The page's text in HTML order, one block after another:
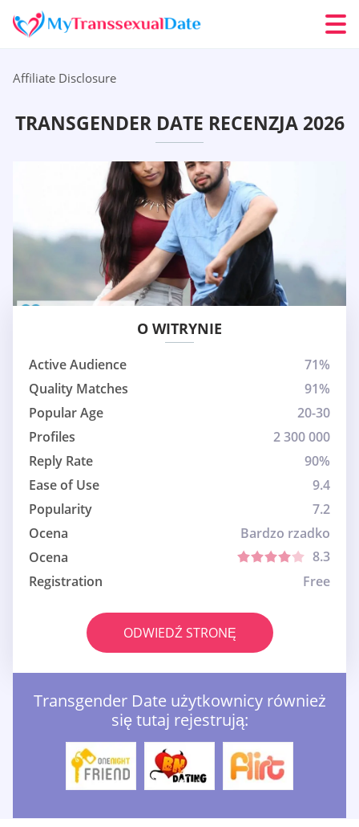
Affiliate Disclosure
TRANSGENDER DATE RECENZJA 2026
O WITRYNIE
Active Audience
71%
Quality Matches
91%
Popular Age
20-30
Profiles
2 300 000
Reply Rate
90%
Ease of Use
9.4
Popularity
7.2
Ocena
Bardzo rzadko
Ocena
8.3
Registration
Free
ODWIEDŹ STRONĘ
Transgender Date użytkownicy również
się tutaj rejestrują: